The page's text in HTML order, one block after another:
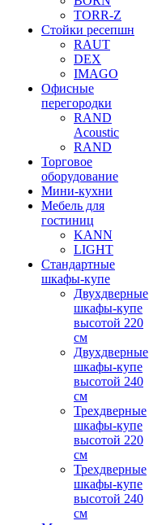
TORR-Z
Стойки ресепшн
RAUT
DEX
IMAGO
Офисные
перегородки
RAND
Acoustic
RAND
Торговое
оборудование
Мини-кухни
Мебель для
гостиниц
KANN
LIGHT
Стандартные
шкафы-купе
Двухдверные
шкафы-купе
высотой 220
см
Двухдверные
шкафы-купе
высотой 240
см
Трехдверные
шкафы-купе
высотой 220
см
Трехдверные
шкафы-купе
высотой 240
см